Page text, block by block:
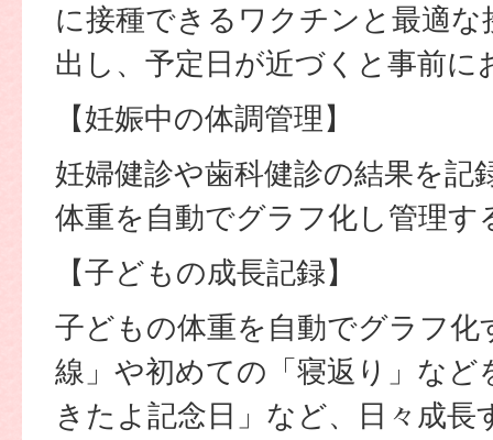
に接種できるワクチンと最適な
出し、予定日が近づくと事前に
【妊娠中の体調管理】
妊婦健診や歯科健診の結果を記
体重を自動でグラフ化し管理
【子どもの成長記録】
子どもの体重を自動でグラフ化
線」や初めての「寝返り」など
きたよ記念日」など、日々成